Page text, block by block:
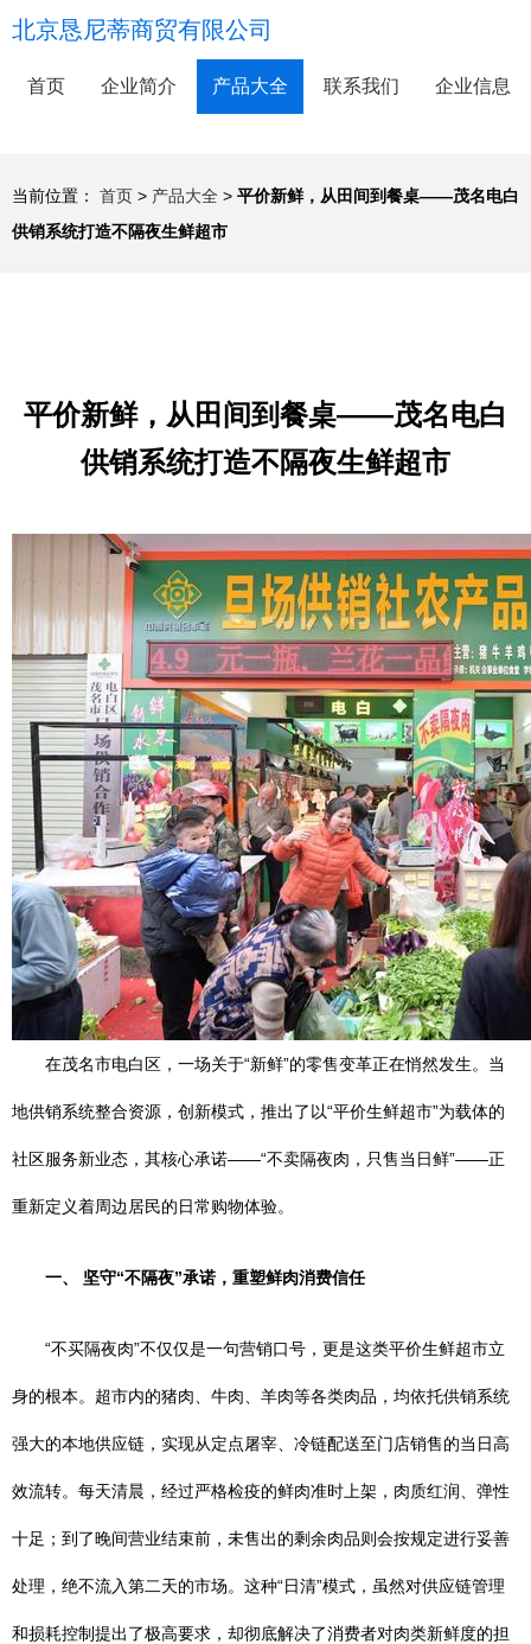
北京恳尼蒂商贸有限公司
首页 企业简介 产品大全 联系我们 企业信息
当前位置： 首页 > 产品大全 > 平价新鲜，从田间到餐桌——茂名电白
供销系统打造不隔夜生鲜超市
平价新鲜，从田间到餐桌——茂名电白
供销系统打造不隔夜生鲜超市
在茂名市电白区，一场关于“新鲜”的零售变革正在悄然发生。当
地供销系统整合资源，创新模式，推出了以“平价生鲜超市”为载体的
社区服务新业态，其核心承诺——“不卖隔夜肉，只售当日鲜”——正
重新定义着周边居民的日常购物体验。
一、 坚守“不隔夜”承诺，重塑鲜肉消费信任
“不买隔夜肉”不仅仅是一句营销口号，更是这类平价生鲜超市立
身的根本。超市内的猪肉、牛肉、羊肉等各类肉品，均依托供销系统
强大的本地供应链，实现从定点屠宰、冷链配送至门店销售的当日高
效流转。每天清晨，经过严格检疫的鲜肉准时上架，肉质红润、弹性
十足；到了晚间营业结束前，未售出的剩余肉品则会按规定进行妥善
处理，绝不流入第二天的市场。这种“日清”模式，虽然对供应链管理
和损耗控制提出了极高要求，却彻底解决了消费者对肉类新鲜度的担